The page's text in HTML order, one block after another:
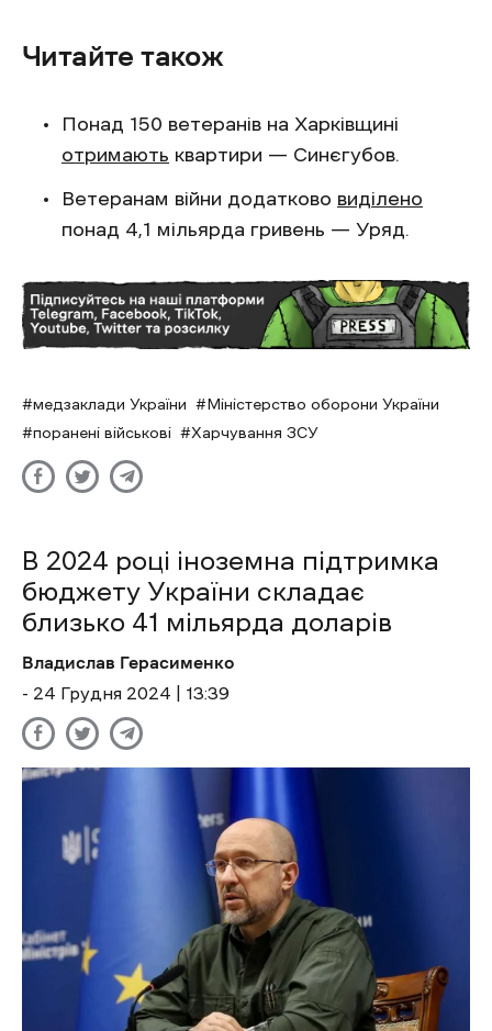
Читайте також
Понад 150 ветеранів на Харківщині
отримають квартири — Синєгубов.
Ветеранам війни додатково виділено
понад 4,1 мільярда гривень — Уряд.
медзаклади України
Міністерство оборони України
поранені військові
Харчування ЗСУ
В 2024 році іноземна підтримка
бюджету України складає
близько 41 мільярда доларів
Владислав Герасименко
- 24 Грудня 2024 | 13:39